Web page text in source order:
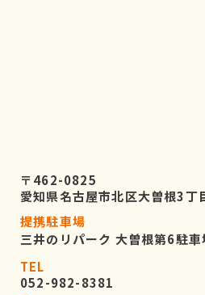
〒462-0825
愛知県名古屋市北区大曽根3
提携駐車場
三井のリパーク 大曽根第6駐車
TEL
052-982-8381